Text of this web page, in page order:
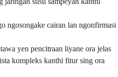
ngosongake cairan lan ngonfirmasi
yen pencitraan liyane ora jelas
kompleks kanthi fitur sing ora